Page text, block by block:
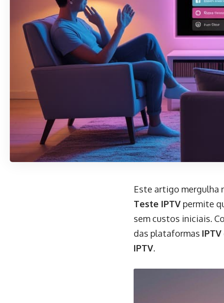
Este artigo mergulha
Teste IPTV permite
sem custos iniciais.
das plataformas IPTV
IPTV.